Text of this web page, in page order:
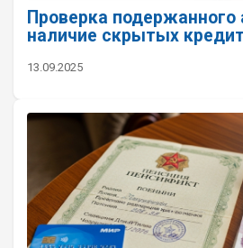
Проверка подержанного
наличие скрытых
13.09.2025